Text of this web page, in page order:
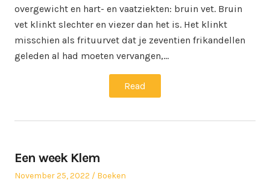
overgewicht en hart- en vaatziekten: bruin vet. Bruin
vet klinkt slechter en viezer dan het is. Het klinkt
misschien als frituurvet dat je zeventien frikandellen
geleden al had moeten vervangen,…
Read
Een week Klem
Posted
November 25, 2022
Posted
Boeken